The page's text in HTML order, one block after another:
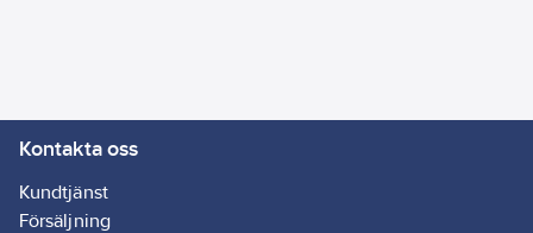
Kontakta oss
Kundtjänst
Försäljning